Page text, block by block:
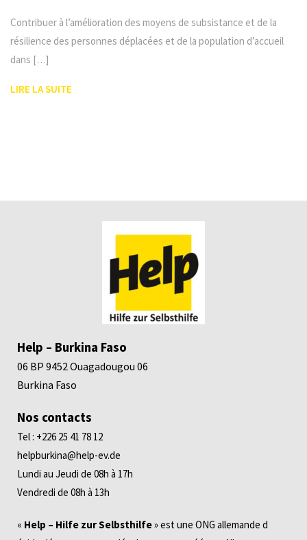
Contribuer à l’amélioration des moyens de subsistance et de la
résilience des personnes déplacées et de la population d’accueil
dans […]
LIRE LA SUITE
Help – Burkina Faso
06 BP 9452 Ouagadougou 06
Burkina Faso
Nos contacts
Tel : +226 25 41 78 12
helpburkina@help-ev.de
Lundi au Jeudi de 08h à 17h
Vendredi de 08h à 13h
« Help – Hilfe zur Selbsthilfe» est une ONG allemande d